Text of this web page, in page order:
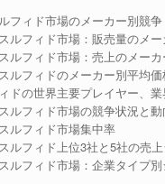
フィド市場のメーカー別競争
ルフィド市場：販売量のメー
ルフィド市場：売上のメーカ
ルフィドのメーカー別平均価
ドの世界主要プレイヤー、
ルフィド市場の競争状況と動
ルフィド市場集中率
ルフィド上位3社と5社の売
ルフィド市場：企業タイプ